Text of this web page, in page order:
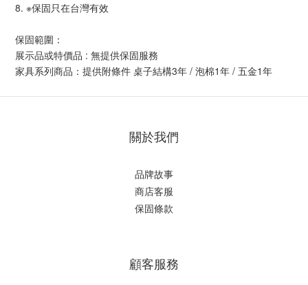
8. ※保固只在台灣有效
保固範圍：
展示品或特價品 : 無提供保固服務
家具系列商品：提供附條件 桌子結構3年 / 泡棉1年 / 五金1年
關於我們
品牌故事
商店客服
保固條款
顧客服務